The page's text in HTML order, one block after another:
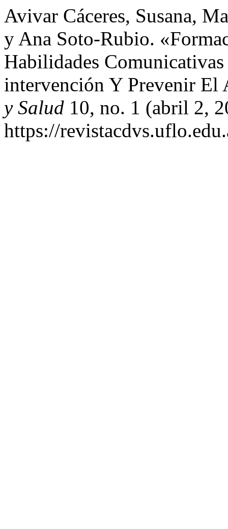
Avivar Cáceres, Susana,
y Ana Soto-Rubio.
Habilidades
intervención Y Prevenir El
y Salud 10, no. 1 (abril 2,
https://